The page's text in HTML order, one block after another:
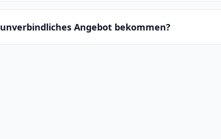
Angebot bekommen?